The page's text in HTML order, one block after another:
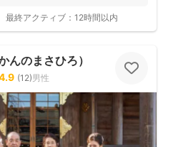
最終アクティブ： 12時間以内
んのまさひろ）
(12)男性